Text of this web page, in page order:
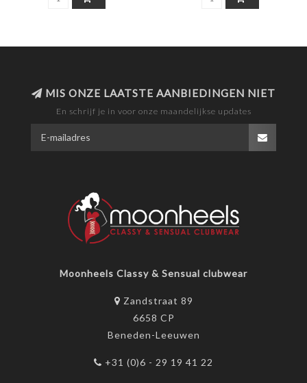
MIS ONZE LAATSTE AANBIEDINGEN NIET
En schrijf je in voor onze maandelijkse updates
Moonheels Classy & Sensual clubwear
Zandstraat 89
6658 CP
Beneden-Leeuwen
+31 (0)6 - 29 19 41 22